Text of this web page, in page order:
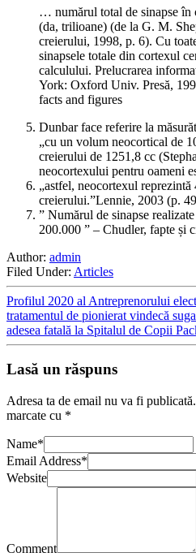
… numărul total de sinapse în
(da, trilioane) (de la G. M.
creierului, 1998, p. 6). Cu
sinapsele totale din cortexul
calculului. Prelucrarea
York: Oxford Univ. Presă,
facts and figures
Dunbar face referire la
„cu un volum neocortical de
creierului de 1251,8 cc
neocortexului pentru oameni
„astfel, neocortexul
creierului.”Lennie, 2003 (p.
” Numărul de sinapse
200.000 ” – Chudler, fapte și
Author: admin
Filed Under: Articles
Profilul 2020 al Antreprenorului
tratamentul de pionierat vindecă
adesea fatală la Spitalul de Copii
Lasă un răspuns
Adresa ta de email nu va fi publicată.
marcate cu *
Name*
Email Address*
Website
Comment